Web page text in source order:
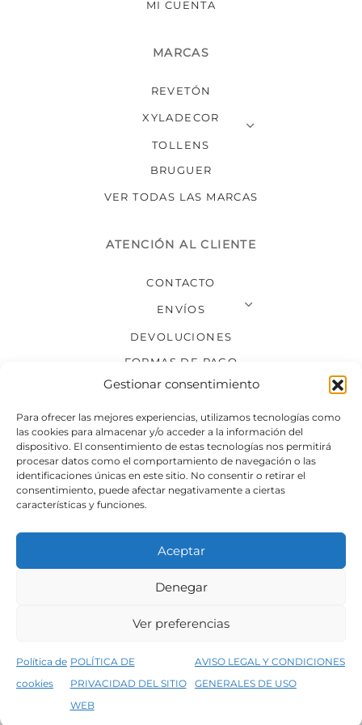
Gestionar consentimiento
Para ofrecer las mejores experiencias, utilizamos tecnologías como
las cookies para almacenar y/o acceder a la información del
dispositivo. El consentimiento de estas tecnologías nos permitirá
procesar datos como el comportamiento de navegación o las
identificaciones únicas en este sitio. No consentir o retirar el
consentimiento, puede afectar negativamente a ciertas
características y funciones.
Aceptar
Denegar
Ver preferencias
Política de
cookies
POLÍTICA DE
PRIVACIDAD DEL SITIO
WEB
AVISO LEGAL Y CONDICIONES
GENERALES DE USO
5% de descuento en tu primera compra, utiliza el código PRIMERACOMPRA
MI CUENTA
MARCAS
REVETÓN
XYLADECOR
TOLLENS
BRUGUER
VER TODAS LAS MARCAS
ATENCIÓN AL CLIENTE
CONTACTO
ENVÍOS
DEVOLUCIONES
FORMAS DE PAGO
SÍGUENOS
Condiciones generales de venta
Política de privacidad del sitio web
©2026 Decopintur- todos los derechos